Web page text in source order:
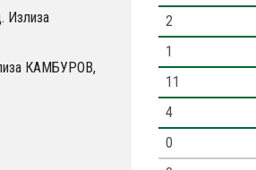
Излиза
КАМБУРОВ,
2
1
11
4
0